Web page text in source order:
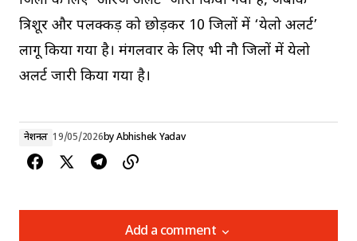
त्रिशूर और पलक्कड़ को छोड़कर 10 जिलों में ‘येलो अलर्ट’
लागू किया गया है। मंगलवार के लिए भी नौ जिलों में येलो
अलर्ट जारी किया गया है।
नेशनल 19/05/2026byAbhishek Yadav
Add a comment